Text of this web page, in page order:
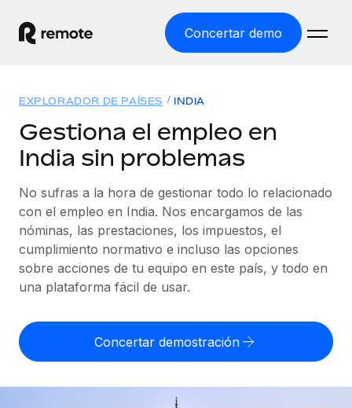
Concertar demo
EMPLEO GLOBAL
Nómina global
Gestiona las nóminas de forma sencilla y conforme a la
legalidad.
Employer of Record
Expándete en todo el mundo sin gastar en entidades.
cumpliendo la normativa.
Integra y gestiona a autónomos globalmente.
Soluciones
COBERTURA MUNDIAL
Explorador de países
Consulta el soporte del empleo global según el país.
Explorador estatal de EE. UU.
Simplifica la contratación en todos los estados de EE.
Comparador de Remote
Compáranos con otras empresas.
Recursos
HERRAMIENTAS Y CALCULADORAS
Calculadora del riesgo de clasificación errónea
Consulta el riesgo de clasificación errónea por país.
cualquier país.
Descubre opciones de divisas y tiempos de pago para
Precios
English
Nederlands
EXPLORADOR DE PAÍSES INDIA
Gestiona el empleo en
India sin problemas
No sufras a la hora de gestionar todo lo relacionado
con el empleo en India. Nos encargamos de las
nóminas, las prestaciones, los impuestos, el
cumplimiento normativo e incluso las opciones
sobre acciones de tu equipo en este país, y todo en
una plataforma fácil de usar.
Concertar demostración